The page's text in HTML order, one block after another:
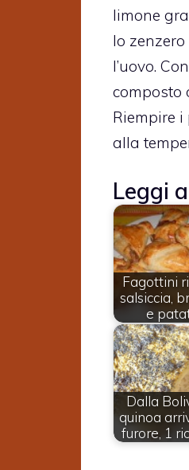
limone
lo
l’uovo.
composto
Riempire
alla
Leggi
Fagottini
salsiccia,
e
Dalla
quinoa
furore, 1